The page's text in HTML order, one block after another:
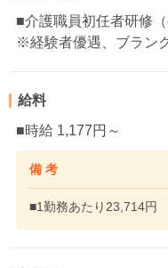
■介護職員初任者研修
※経験者優遇、ブラン
給料
■時給 1,177円～
備 考
■1勤務あたり23,714円